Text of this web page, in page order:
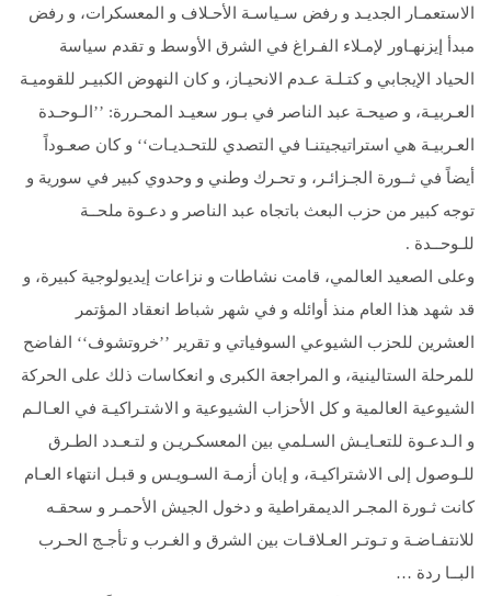
الاستعمـار الجديـد و رفض سـياسـة الأحـلاف و المعسكرات، و رفض
مبدأ إيزنهـاور لإمـلاء الفـراغ في الشرق الأوسط و تقدم سياسة
الحياد الإيجابي و كتـلـة عـدم الانحيـاز، و كان النهوض الكبيـر للقوميـة
العـربيـة، و صيحـة عبد الناصر في بـور سعيـد المحـررة: ’’الـوحـدة
العـربيـة هي استراتيجيتنـا في التصدي للتحـديـات‘‘ و كان صعـوداً
أيضاً في ثــورة الجـزائـر، و تحـرك وطني و وحدوي كبير في سورية و
توجه كبير من حزب البعث باتجاه عبد الناصر و دعـوة ملحــة
للـوحــدة .
وعلى الصعيد العالمي، قامت نشاطات و نزاعات إيديولوجية كبيرة، و
قد شهد هذا العام منذ أوائله و في شهر شباط انعقاد المؤتمر
العشرين للحزب الشيوعي السوفياتي و تقرير ’’خروتشوف‘‘ الفاضح
للمرحلة الستالينية، و المراجعة الكبرى و انعكاسات ذلك على الحركة
الشيوعية العالمية و كل الأحزاب الشيوعية و الاشتـراكيـة في العـالـم
و الـدعـوة للتعـايـش السـلمي بين المعسكـريـن و لتـعـدد الطـرق
للـوصول إلى الاشتراكيـة، و إبان أزمـة السـويـس و قبـل انتهاء العـام
كانت ثـورة المجـر الديمقراطية و دخول الجيش الأحمـر و سحقـه
للانتفـاضـة و تـوتـر العـلاقـات بین الشرق و الغـرب و تأجـج الحـرب
البــا ردة …